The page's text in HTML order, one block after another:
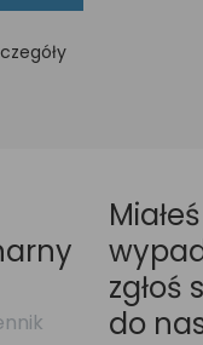
Miałeś
zgłoś
do